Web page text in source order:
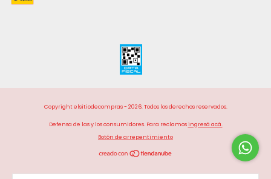
Copyright elsitiodecompras - 2026. Todos los derechos reservados.
Defensa de las y los consumidores. Para reclamos ingresá acá.
Botón de arrepentimiento